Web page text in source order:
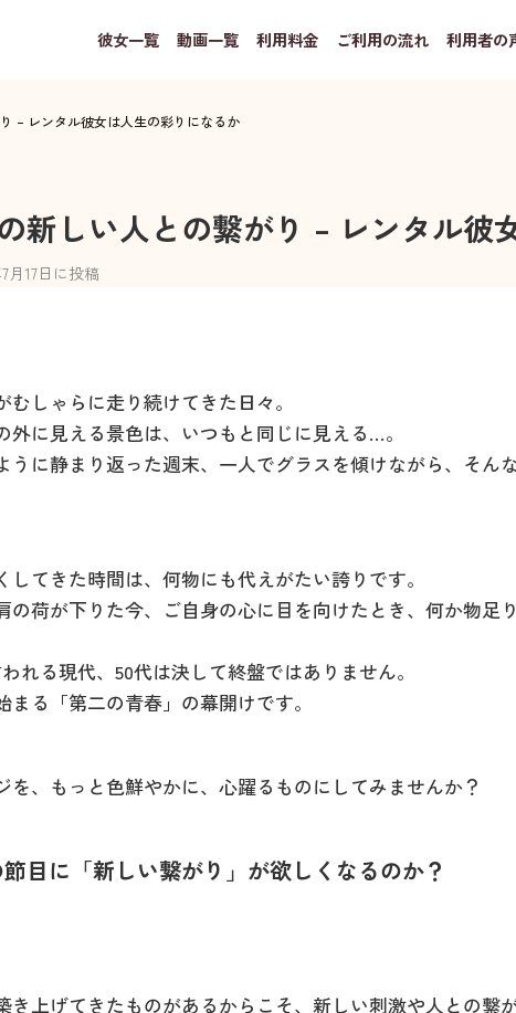
彼女一覧 動画一覧 利用料金 ご利用の流れ 利用者の
– レンタル彼女は人生の彩りになるか
新しい人との繋がり – レンタル彼
7月 17日に投稿
しゃらに走り続けてきた日々。
外に見える景色は、いつもと同じに見える…。
うに静まり返った週末、一人でグラスを傾けながら、そん
してきた時間は、何物にも代えがたい誇りです。
の荷が下りた今、ご自身の心に目を向けたとき、何か物足
れる現代、50代は決して終盤ではありません。
る「第二の青春」の幕開けです。
を、もっと色鮮やかに、心躍るものにしてみませんか？
目に「新しい繋がり」が欲しくなるのか？
き上げてきたものがあるからこそ、新しい刺激や人との繋